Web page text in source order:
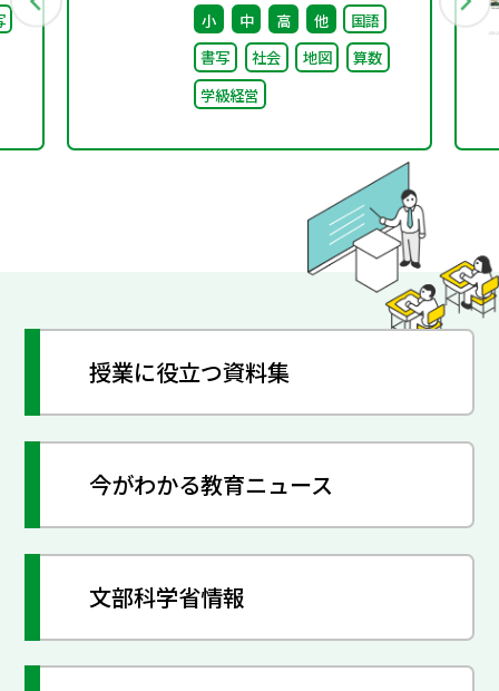
に関する 総合的な方策に
ついて （答申）
小 中 高 他
国語
書写
社会 地図
算数
学級経営
授業に役立つ資料集
今がわかる教育ニュース
文部科学省情報